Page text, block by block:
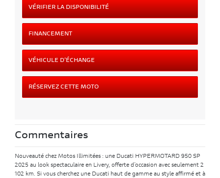
VÉRIFIER LA DISPONIBILITÉ
FINANCEMENT
VÉHICULE D'ÉCHANGE
RÉSERVEZ CETTE MOTO
Commentaires
Nouveauté chez Motos Illimitées : une Ducati HYPERMOTARD 950 SP
2025 au look spectaculaire en Livery, offerte d’occasion avec seulement 2
102 km. Si vous cherchez une Ducati haut de gamme au style affirmé et à